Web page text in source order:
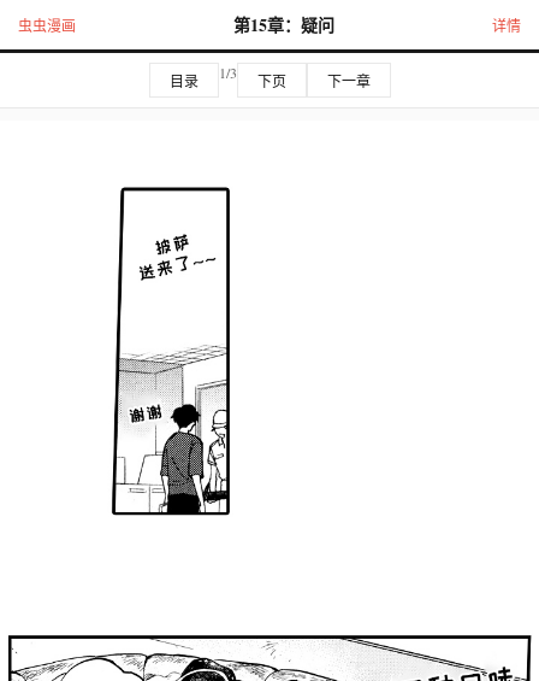
虫虫漫画 第15章：疑问 详情
目录 1/3 下页 下一章